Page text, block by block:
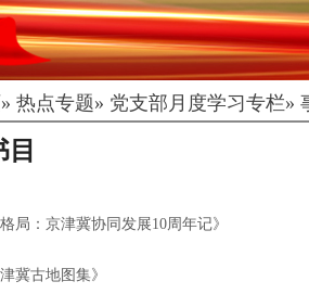
» 热点专题» 党支部月度学习专栏»
格局：京津冀协同发展10周年记》
津冀古地图集》